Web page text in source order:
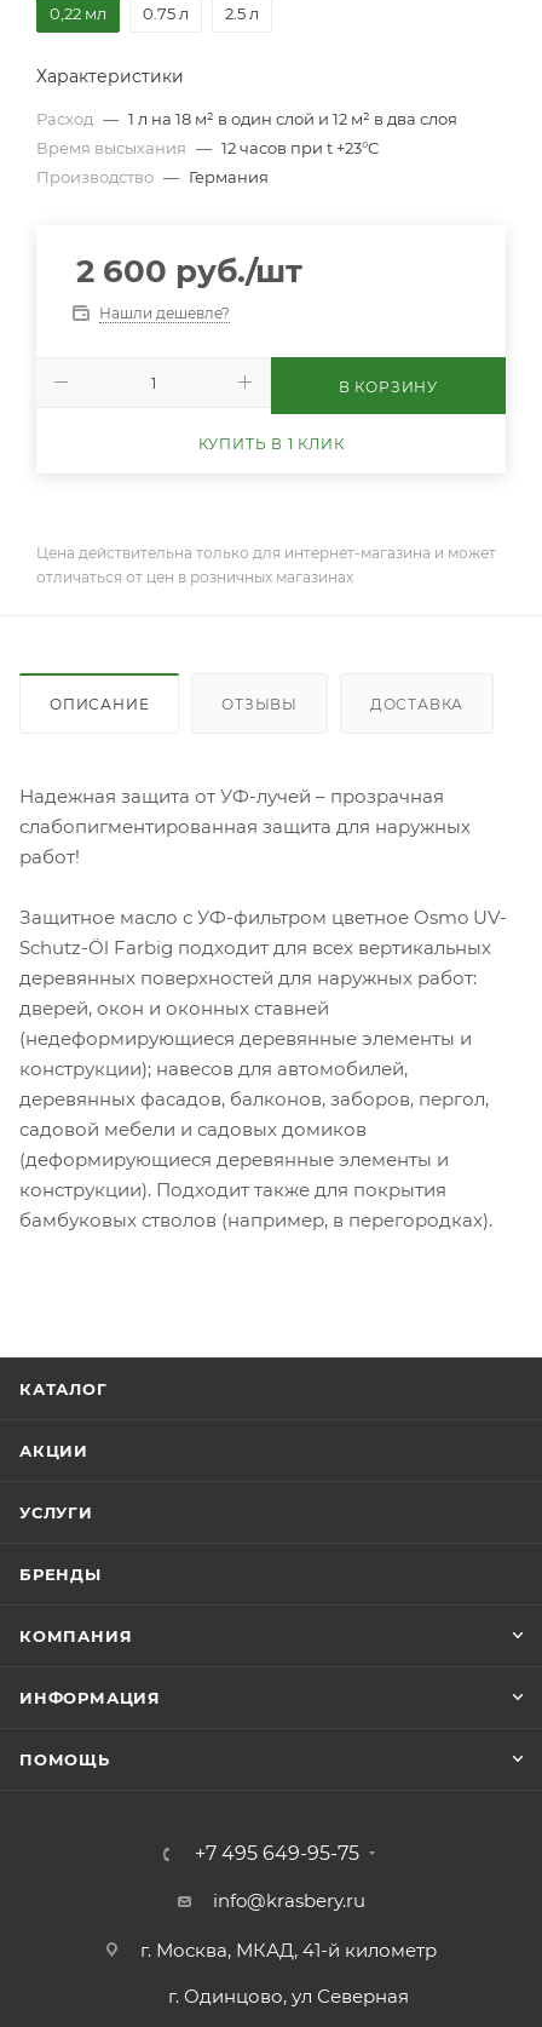
0,22 мл
0.75 л 2.5 л
Характеристики
Расход — 1 л на 18 м² в один слой и 12 м² в два слоя
Время высыхания — 12 часов при t +23°С
Производство — Германия
2 600 руб./шт
Нашли дешевле?
В КОРЗИНУ
КУПИТЬ В 1 КЛИК
Цена действительна только для интернет-магазина и может
отличаться от цен в розничных магазинах
ОПИСАНИЕ ОТЗЫВЫ ДОСТАВКА
Надежная защита от УФ-лучей – прозрачная
слабопигментированная защита для наружных
работ!
Защитное масло с УФ-фильтром цветное Osmo UV-
Schutz-Öl Farbig подходит для всех вертикальных
деревянных поверхностей для наружных работ:
дверей, окон и оконных ставней
(недеформирующиеся деревянные элементы и
конструкции); навесов для автомобилей,
деревянных фасадов, балконов, заборов, пергол,
садовой мебели и садовых домиков
(деформирующиеся деревянные элементы и
конструкции). Подходит также для покрытия
бамбуковых стволов (например, в перегородках).
КАТАЛОГ
АКЦИИ
УСЛУГИ
БРЕНДЫ
КОМПАНИЯ
ИНФОРМАЦИЯ
ПОМОЩЬ
+7 495 649-95-75
info@krasbery.ru
г. Москва, МКАД, 41-й километр
г. Одинцово, ул Северная